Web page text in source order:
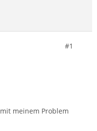
#1
meinem Problem